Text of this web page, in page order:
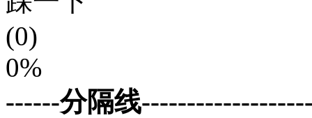
(0)
0%
------分隔线